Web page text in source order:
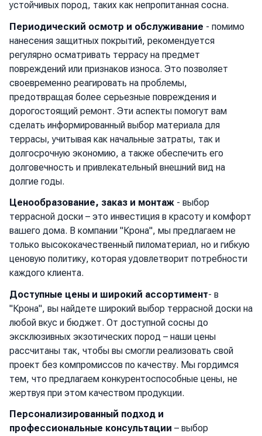
устойчивых пород, таких как непропитанная сосна.
Периодический осмотр и обслуживание - помимо
нанесения защитных покрытий, рекомендуется
регулярно осматривать террасу на предмет
повреждений или признаков износа. Это позволяет
своевременно реагировать на проблемы,
предотвращая более серьезные повреждения и
дорогостоящий ремонт. Эти аспекты помогут вам
сделать информированный выбор материала для
террасы, учитывая как начальные затраты, так и
долгосрочную экономию, а также обеспечить его
долговечность и привлекательный внешний вид на
долгие годы.
Ценообразование, заказ и монтаж - выбор
террасной доски – это инвестиция в красоту и комфорт
вашего дома. В компании "Крона", мы предлагаем не
только высококачественный пиломатериал, но и гибкую
ценовую политику, которая удовлетворит потребности
каждого клиента.
Доступные цены и широкий ассортимент- в
"Крона", вы найдете широкий выбор террасной доски на
любой вкус и бюджет. От доступной сосны до
эксклюзивных экзотических пород – наши цены
рассчитаны так, чтобы вы смогли реализовать свой
проект без компромиссов по качеству. Мы гордимся
тем, что предлагаем конкурентоспособные цены, не
жертвуя при этом качеством продукции.
Персонализированный подход и
профессиональные консультации – выбор